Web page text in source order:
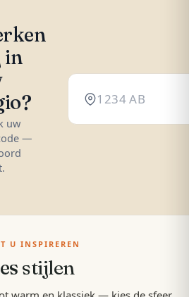
in
uw
—
U INSPIREREN
stijlen